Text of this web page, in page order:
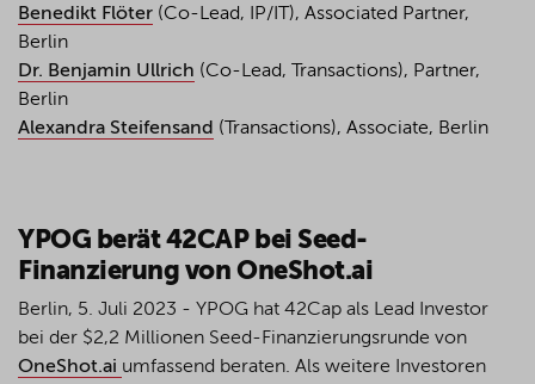
Benedikt Flöter (Co-Lead, IP/IT), Associated Partner,
Berlin
Dr. Benjamin Ullrich (Co-Lead, Transactions), Partner,
Berlin
Alexandra Steifensand (Transactions), Associate, Berlin
YPOG berät 42CAP bei Seed-
Finanzierung von OneShot.ai
Berlin, 5. Juli 2023 - YPOG hat 42Cap als Lead Investor
bei der $2,2 Millionen Seed-Finanzierungsrunde von
OneShot.ai umfassend beraten. Als weitere Investoren